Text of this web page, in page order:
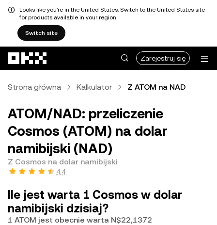
Looks like you're in the United States. Switch to the United States site
for products available in your region.
Switch site
Zarejestruj się
Strona główna Kalkulator Z ATOM na NAD
ATOM/NAD: przeliczenie
Cosmos (ATOM) na dolar
namibijski (NAD)
Z Cosmos na dolar namibijski
4,4
Ile jest warta 1 Cosmos w dolar
namibijski dzisiaj?
1 ATOM jest obecnie warta N$22,1372